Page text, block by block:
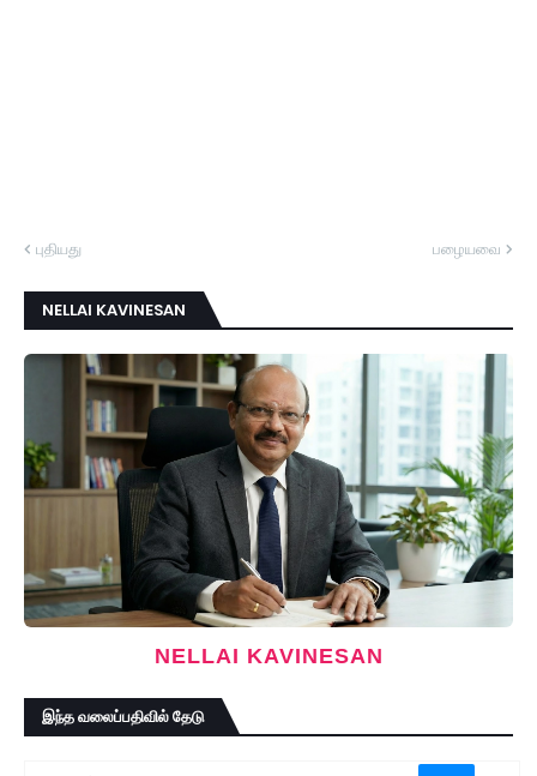
புதியது பழையவை
NELLAI KAVINESAN
NELLAI KAVINESAN
இந்த வலைப்பதிவில் தேடு